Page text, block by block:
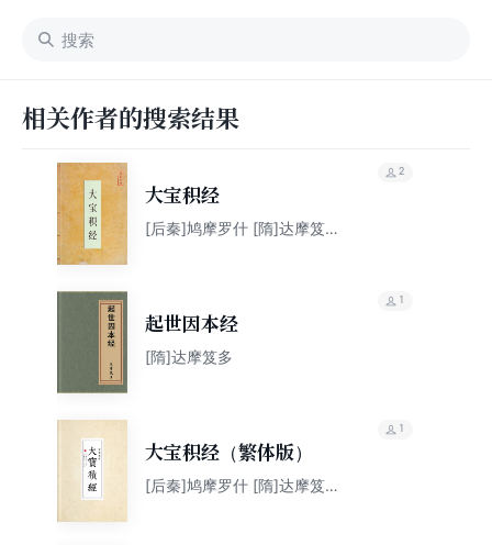
相关作者的搜索结果
大宝积经
[后秦]鸠摩罗什 [隋]达摩笈多
2
起世因本经
[隋]达摩笈多
1
大宝积经（繁体版）
[后秦]鸠摩罗什 [隋]达摩笈多
1